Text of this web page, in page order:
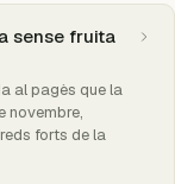
sense fruita
al pagès que la
novembre,
forts de la